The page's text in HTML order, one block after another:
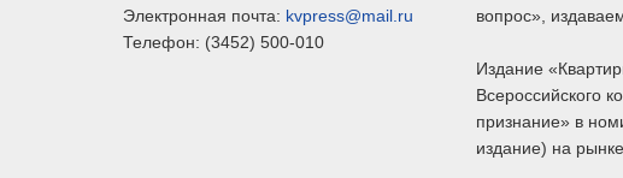
Электронная почта: kvpress@mail.ru
Телефон: (3452) 500-010
вопрос»,
Издание
Всероссийского
признание» в
издание) на